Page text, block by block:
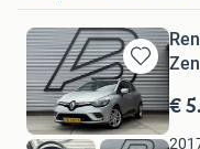
Bewaren
in
Mijn
Favorieten
€